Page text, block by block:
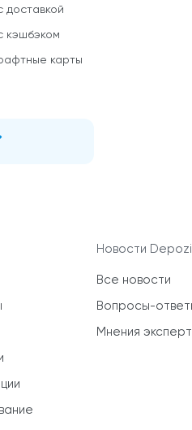
доставкой
кэшбэком
карты
Новости
Все новости
Вопросы-
Мнения